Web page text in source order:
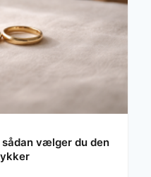
vælger du den